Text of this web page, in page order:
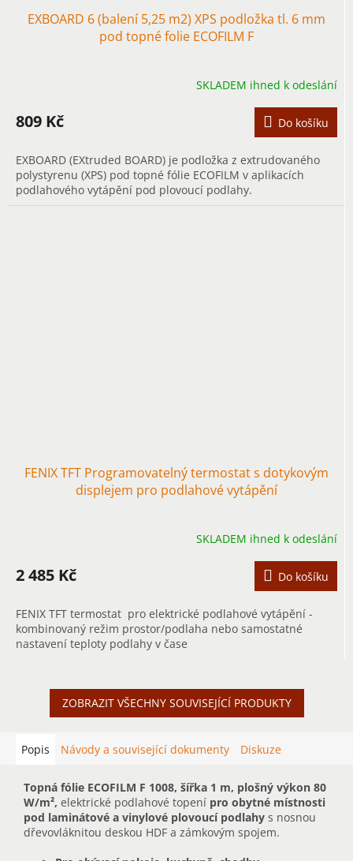
EXBOARD 6 (balení 5,25 m2) XPS podložka tl. 6 mm
pod topné folie ECOFILM F
SKLADEM ihned k odeslání
809 Kč Do košíku
EXBOARD (EXtruded BOARD) je podložka z extrudovaného
polystyrenu (XPS) pod topné fólie ECOFILM v aplikacích
podlahového vytápění pod plovoucí podlahy.
FENIX TFT Programovatelný termostat s dotykovým
displejem pro podlahové vytápění
SKLADEM ihned k odeslání
2 485 Kč Do košíku
FENIX TFT termostat pro elektrické podlahové vytápění -
kombinovaný režim prostor/podlaha nebo samostatné
nastavení teploty podlahy v čase
ZOBRAZIT VŠECHNY SOUVISEJÍCÍ PRODUKTY
Popis Návody a související dokumenty Diskuze
Topná fólie ECOFILM F 1008, šířka 1 m, plošný výkon 80
W/m², elektrické podlahové topení pro obytné místnosti
pod laminátové a vinylové plovoucí podlahy s nosnou
dřevovláknitou deskou HDF a zámkovým spojem.